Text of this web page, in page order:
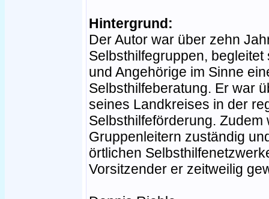
Hintergrund:
Der Autor war über zehn
Selbsthilfegruppen,
und Angehörige im Sinne
Selbsthilfeberatung. Er war
seines Landkreises in der
Selbsthilfeförderung.
Gruppenleitern zuständig
örtlichen
Vorsitzender er zeitweilig